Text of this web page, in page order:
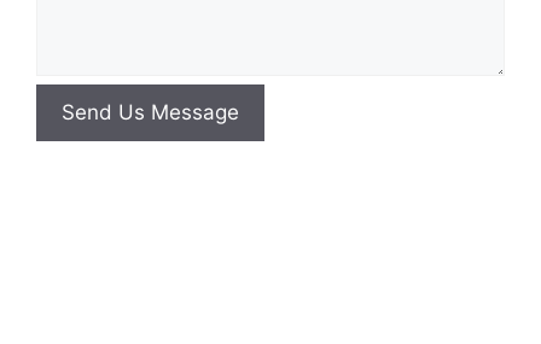
Send Us Message